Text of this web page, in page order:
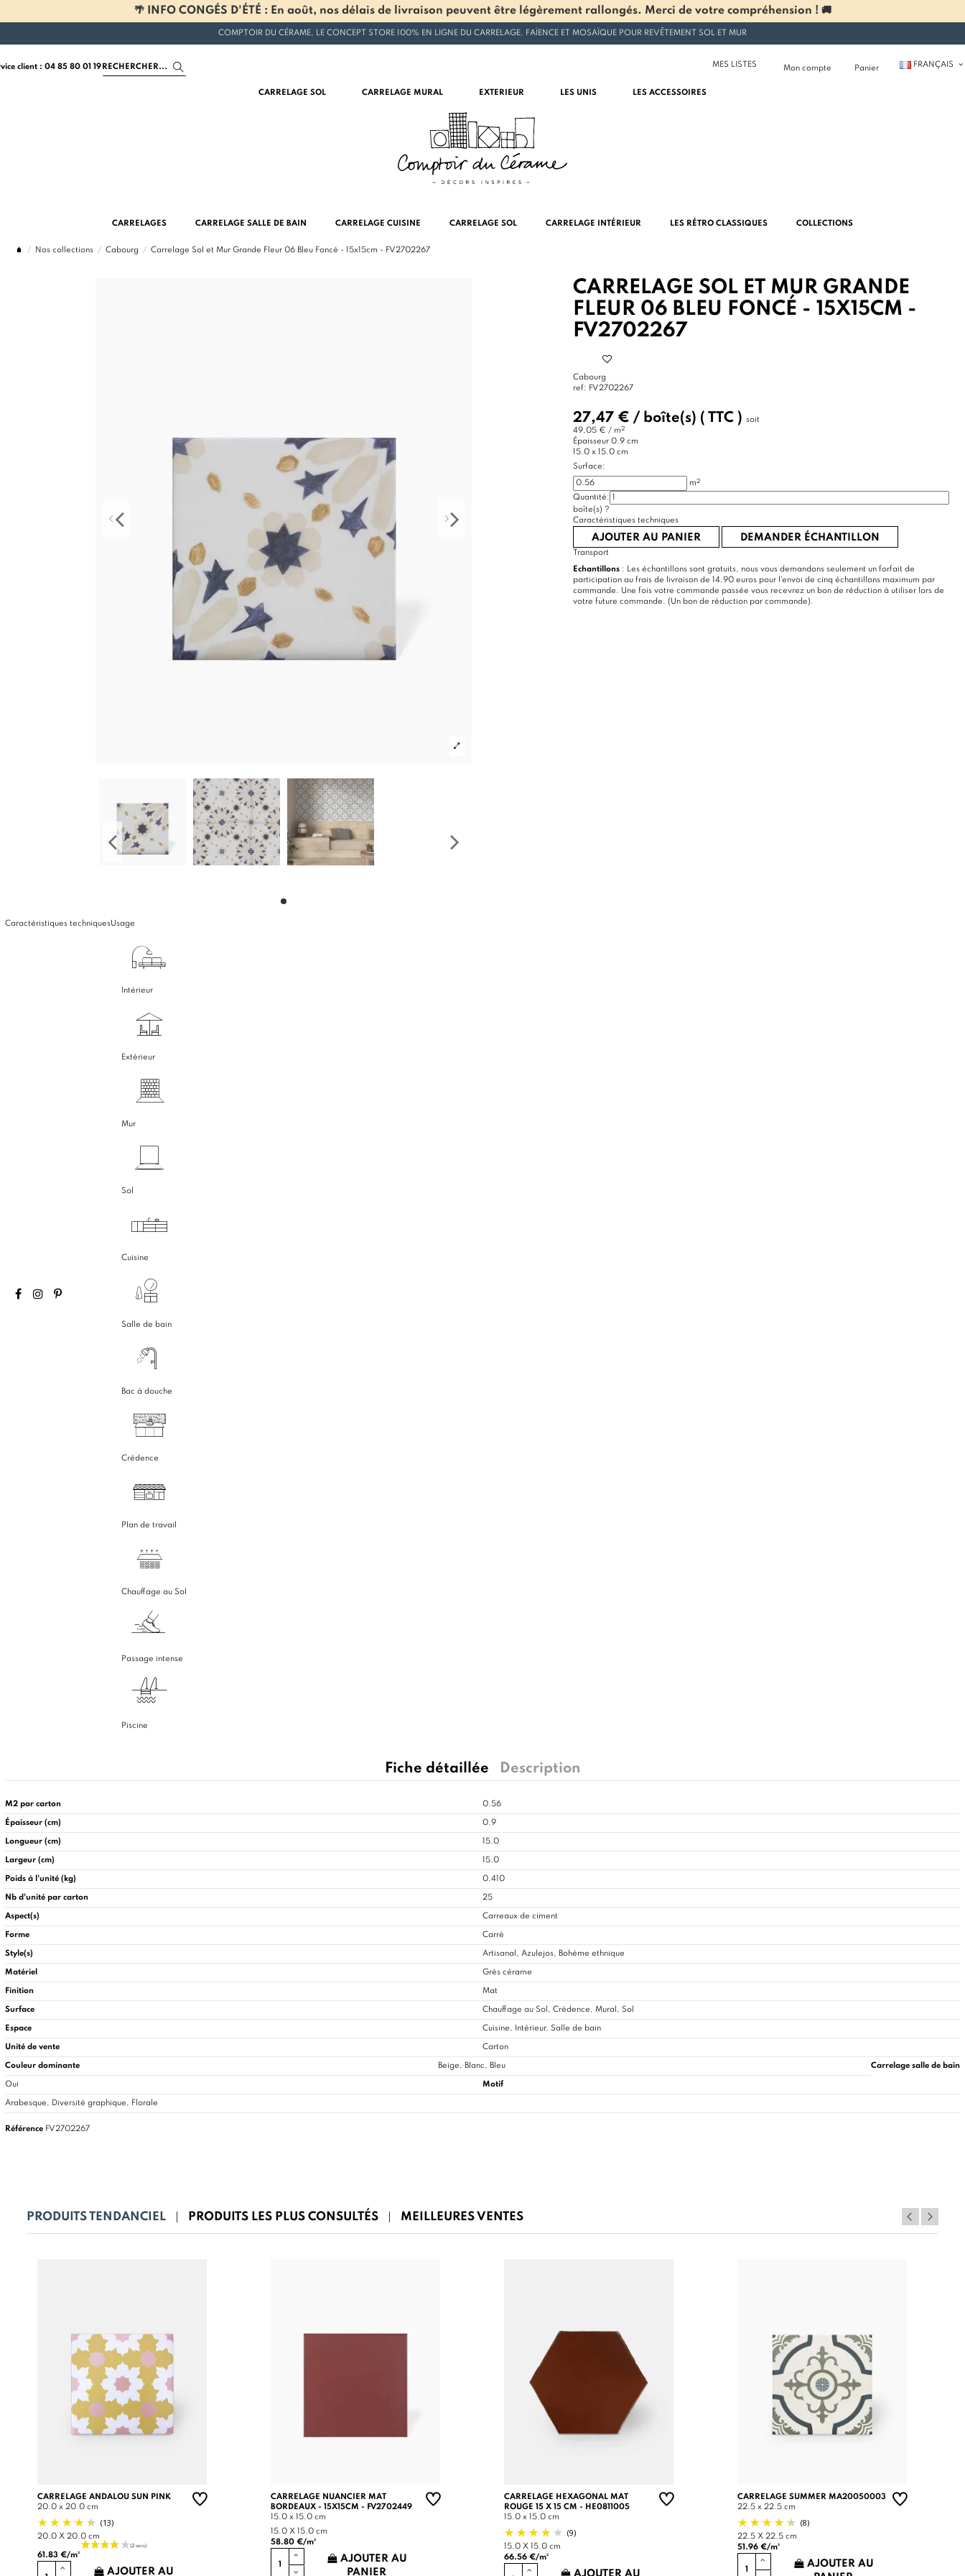
🌴 INFO CONGÉS D'ÉTÉ : En août, nos délais de livraison peuvent être légèrement rallongés. Merci de votre compréhension ! 🚚
COMPTOIR DU CÉRAME, LE CONCEPT STORE 100% EN LIGNE DU CARRELAGE, FAÏENCE ET MOSAÏQUE POUR REVÊTEMENT SOL ET MUR
client : 04 85 80 01 19 MES LISTES Mon compte Panier FRANÇAIS
CARRELAGE SOL CARRELAGE MURAL EXTERIEUR LES UNIS LES ACCESSOIRES
CARRELAGES CARRELAGE SALLE DE BAIN CARRELAGE CUISINE CARRELAGE SOL CARRELAGE INTÉRIEUR LES RÉTRO CLASSIQUES COLLECTIONS
Nos collections Cabourg Carrelage Sol et Mur Grande Fleur 06 Bleu Foncé - 15x15cm - FV2702267
CARRELAGE SOL ET MUR GRANDE
FLEUR 06 BLEU FONCÉ - 15X15CM -
FV2702267
Cabourg
ref: FV2702267
27,47 € / boîte(s) ( TTC ) soit
49,05 € / m2
Épaisseur 0.9 cm
15.0 x 15.0 cm
Surface:
m2
Quantité:
boîte(s) ?
Caractéristiques techniques
AJOUTER AU PANIER DEMANDER ÉCHANTILLON
Transport
Echantillons: Les échantillons sont gratuits, nous vous demandons seulement un forfait de
participation au frais de livraison de 14,90 euros pour l'envoi de cinq échantillons maximum par
commande. Une fois votre commande passée vous recevrez un bon de réduction à utiliser lors de
votre future commande. (Un bon de réduction par commande).
Caractéristiques techniquesUsage
Intérieur
Extérieur
Mur
Sol
Cuisine
Salle de bain
Bac à douche
Crédence
Plan de travail
Chauffage au Sol
Passage intense
Piscine
Fiche détaillée Description
M2 par carton 0.56
Épaisseur (cm) 0.9
Longueur (cm) 15.0
Largeur (cm) 15.0
Poids à l'unité (kg) 0.410
Nb d'unité par carton 25
Aspect(s) Carreaux de ciment
Forme Carré
Style(s) Artisanal, Azulejos, Bohème ethnique
Matériel Grès cérame
Finition Mat
Surface Chauffage au Sol, Crédence, Mural, Sol
Espace Cuisine, Intérieur, Salle de bain
Unité de vente Carton
Couleur dominante Beige, Blanc, Bleu Carrelage salle de bain
Oui Motif
Arabesque, Diversité graphique, Florale
Référence FV2702267
PRODUITS TENDANCIEL PRODUITS LES PLUS CONSULTÉS MEILLEURES VENTES
CARRELAGE ANDALOU SUN PINK
20.0 x 20.0 cm
(13)
20.0 X 20.0 cm
61.83 €/m²
AJOUTER AU
CARRELAGE NUANCIER MAT
BORDEAUX - 15X15CM - FV2702449
15.0 x 15.0 cm
15.0 X 15.0 cm
58.80 €/m²
AJOUTER AU
PANIER
CARRELAGE HEXAGONAL MAT
ROUGE 15 X 15 CM - HE0811005
15.0 x 15.0 cm
(9)
15.0 X 15.0 cm
66.56 €/m²
AJOUTER AU
CARRELAGE SUMMER MA20050003
22.5 x 22.5 cm
(8)
22.5 X 22.5 cm
51.96 €/m²
AJOUTER AU